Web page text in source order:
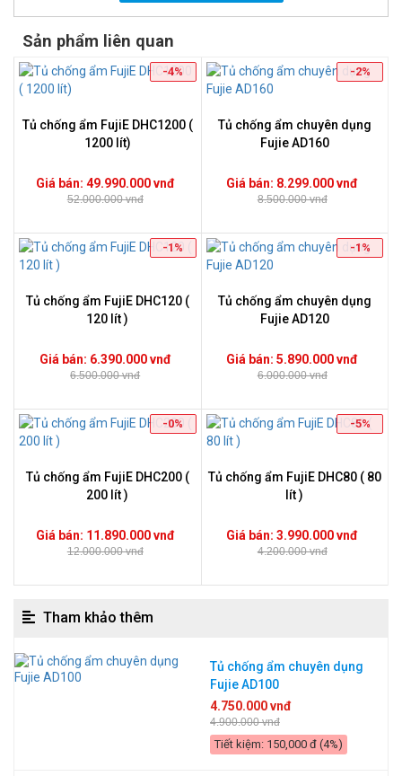
Sản phẩm liên quan
Tủ chống ẩm FujiE DHC1200 (
1200 lít)
Giá bán: 49.990.000 vnđ
52.000.000 vnđ
-4%
Tủ chống ẩm chuyên dụng
Fujie AD160
Giá bán: 8.299.000 vnđ
8.500.000 vnđ
-2%
Tủ chống ẩm FujiE DHC120 (
120 lít )
Giá bán: 6.390.000 vnđ
6.500.000 vnđ
-1%
Tủ chống ẩm chuyên dụng
Fujie AD120
Giá bán: 5.890.000 vnđ
6.000.000 vnđ
-1%
Tủ chống ẩm FujiE DHC200 (
200 lít )
Giá bán: 11.890.000 vnđ
12.000.000 vnđ
-0%
Tủ chống ẩm FujiE DHC80 ( 80
lít )
Giá bán: 3.990.000 vnđ
4.200.000 vnđ
-5%
Tham khảo thêm
Tủ chống ẩm chuyên dụng
Fujie AD100
4.750.000 vnđ
4.900.000 vnđ
Tiết kiệm: 150,000 đ (4%)